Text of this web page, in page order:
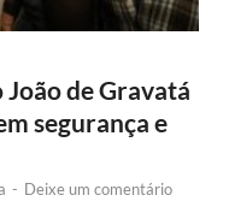
de Gravatá
segurança e
- Deixe um comentário